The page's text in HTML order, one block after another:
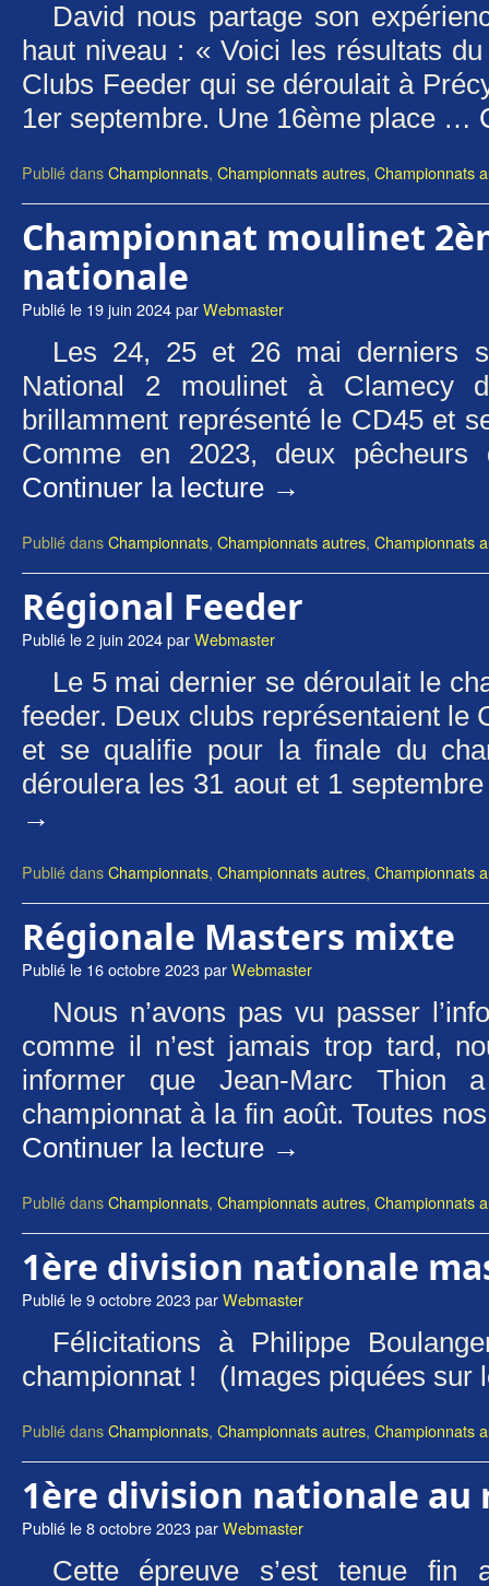
David nous partage son
haut niveau : « Voici les résultats
Clubs Feeder qui se déroulait à
1er septembre. Une 16ème place …
Publié dansChampionnats, Championnats autres, Championnats
Championnat moulinet
nationale
Publié le 19 juin 2024parWebmaster
Les 24, 25 et 26 mai derniers
National 2 moulinet à Clamecy
brillamment représenté le CD45 et
Comme en 2023, deux
Continuer la lecture →
Publié dansChampionnats, Championnats autres, Championnats
Régional Feeder
Publié le2 juin 2024parWebmaster
Le 5 mai dernier se déroulait le
feeder. Deux clubs représentaient le
et se qualifie pour la finale du
déroulera les 31 aout et 1
→
Publié dansChampionnats, Championnats autres, Championnats
Régionale Masters mixte
Publié le 16 octobre 2023parWebmaster
Nous n’avons pas vu passer
comme il n’est jamais trop tard,
informer que Jean-Marc Thion
championnat à la fin août. Toutes
Continuer la lecture →
Publié dansChampionnats, Championnats autres, Championnats
1ère division nationale
Publié le9 octobre 2023parWebmaster
Félicitations à Philippe
championnat ! (Images piquées sur
Publié dansChampionnats, Championnats autres, Championnats
1ère division nationale
Publié le8 octobre 2023parWebmaster
Cette épreuve s’est tenue fin